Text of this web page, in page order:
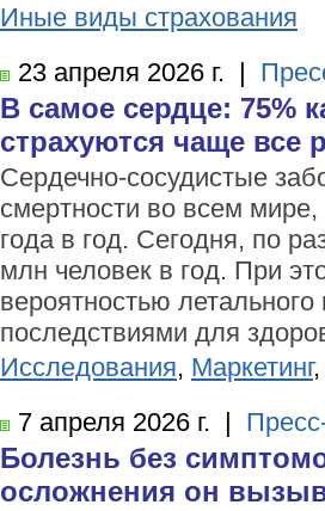
Иные виды страхования
23 апреля 2026 г.
В самое сердце: 75%
страхуются чаще
Сердечно-сосудистые
смертности во всем мире,
года в год. Сегодня, по
млн человек в год. При
вероятностью
последствиями для
Исследования, Маркетинг
7 апреля 2026 г.
Болезнь без
осложнения он